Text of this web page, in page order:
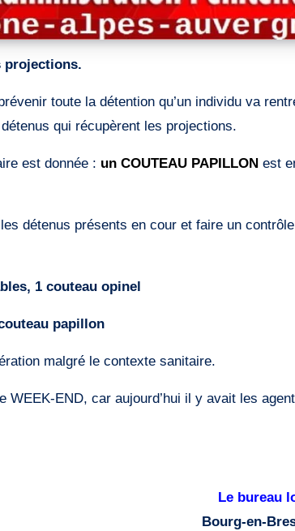
projections.
toute la détention qu’un individu va
qui récupèrent les projections.
est donnée : un COUTEAU PAPILLON est
détenus présents en cour et faire un
1 couteau opinel
papillon
malgré le contexte sanitaire.
END, car aujourd’hui il y avait les
Le bureau
Bourg-en-